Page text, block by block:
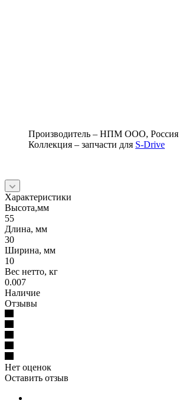
Производитель – НПМ ООО, Россия
Коллекция – запчасти для S-Drive
Характеристики
Высота,мм
55
Длина, мм
30
Ширина, мм
10
Вес нетто, кг
0.007
Наличие
Отзывы
Нет оценок
Оставить отзыв